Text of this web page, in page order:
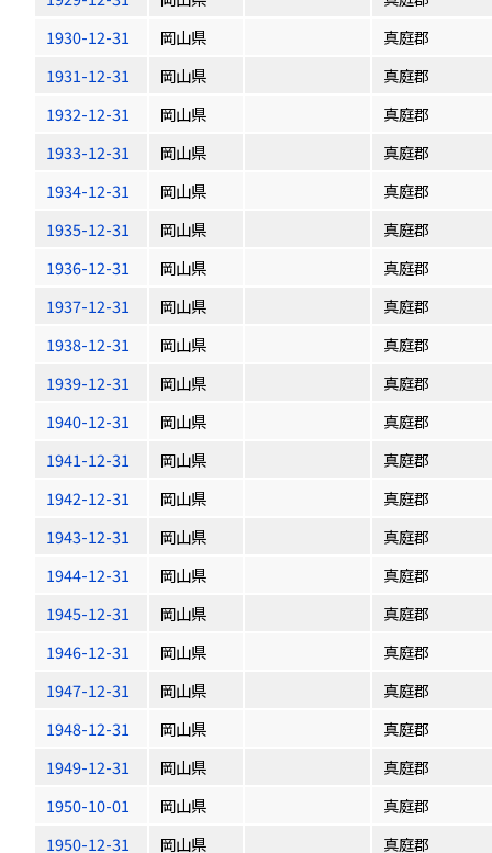
1930-12-31
岡山県
真庭郡
1931-12-31
岡山県
真庭郡
1932-12-31
岡山県
真庭郡
1933-12-31
岡山県
真庭郡
1934-12-31
岡山県
真庭郡
1935-12-31
岡山県
真庭郡
1936-12-31
岡山県
真庭郡
1937-12-31
岡山県
真庭郡
1938-12-31
岡山県
真庭郡
1939-12-31
岡山県
真庭郡
1940-12-31
岡山県
真庭郡
1941-12-31
岡山県
真庭郡
1942-12-31
岡山県
真庭郡
1943-12-31
岡山県
真庭郡
1944-12-31
岡山県
真庭郡
1945-12-31
岡山県
真庭郡
1946-12-31
岡山県
真庭郡
1947-12-31
岡山県
真庭郡
1948-12-31
岡山県
真庭郡
1949-12-31
岡山県
真庭郡
1950-10-01
岡山県
真庭郡
1950-12-31
岡山県
真庭郡